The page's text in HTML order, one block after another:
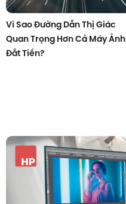
Vì Sao Đường Dẫn Thị Giác
Quan Trọng Hơn Cả Máy Ảnh
Đắt Tiền?